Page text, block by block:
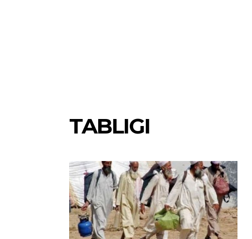
TABLIGI